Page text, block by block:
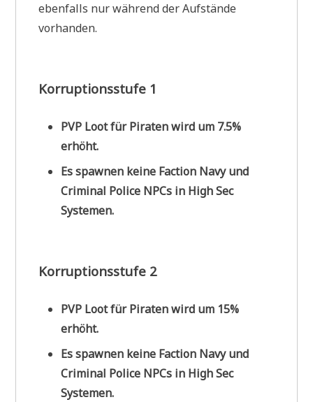
ebenfalls nur während der Aufstände
vorhanden.
Korruptionsstufe 1
PVP Loot für Piraten wird um 7.5%
erhöht.
Es spawnen keine Faction Navy und
Criminal Police NPCs in High Sec
Systemen.
Korruptionsstufe 2
PVP Loot für Piraten wird um 15%
erhöht.
Es spawnen keine Faction Navy und
Criminal Police NPCs in High Sec
Systemen.